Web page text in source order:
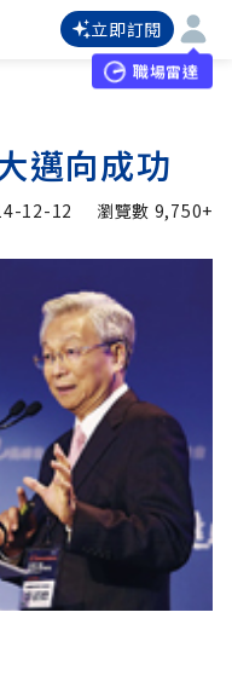
立即訂閱
職場雷達
邁向成功
12-12 瀏覽數 9,750+